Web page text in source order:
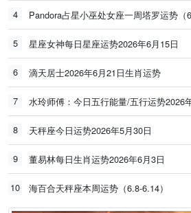
4 Pandora占星小巫处女座一周塔罗运势（
5 星座女神每日星座运势2026年6月15日
6 滴天居士2026年6月21日生肖运势
7 水玲师傅：今日五行能量/五行运势2026
8 天秤座今日运势2026年5月30日
9 董易林每日生肖运势2026年6月3日
10 海百合天秤座本周运势（6.8-6.14）